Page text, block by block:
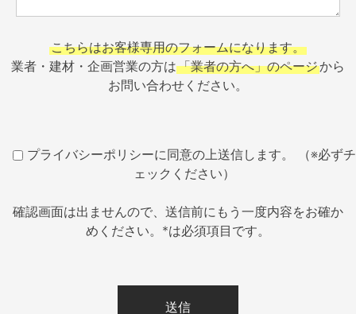
こちらはお客様専用のフォームになります。
業者・建材・企画営業の方は「業者の方へ」のページから
お問い合わせください。
プライバシーポリシーに同意の上送信します。 （※必ずチ
ェックください）
確認画面は出ませんので、送信前にもう一度内容をお確か
めください。*は必須項目です。